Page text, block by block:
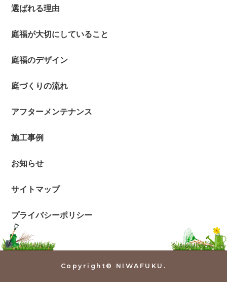
選ばれる理由
庭福が大切にしていること
庭福のデザイン
庭づくりの流れ
アフターメンテナンス
施工事例
お知らせ
サイトマップ
プライバシーポリシー
Copyright© NIWAFUKU.